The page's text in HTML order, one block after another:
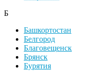
Б
Башкортостан
Белгород
Благовещенск
Брянск
Бурятия